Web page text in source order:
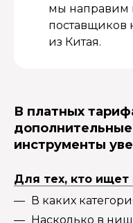
мы направим
поставщиков
из Китая.
В платных
дополнительные
инструменты
Для тех, кто
В каких
Насколько в